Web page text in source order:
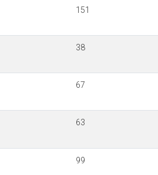
151
38
67
63
99